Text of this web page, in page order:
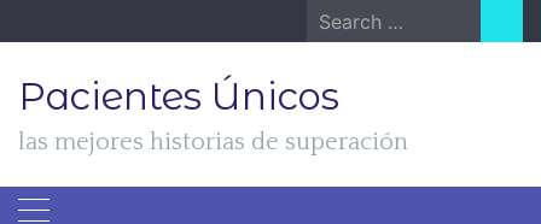
to
Search
for:
Pacientes Únicos
las mejores historias de superación